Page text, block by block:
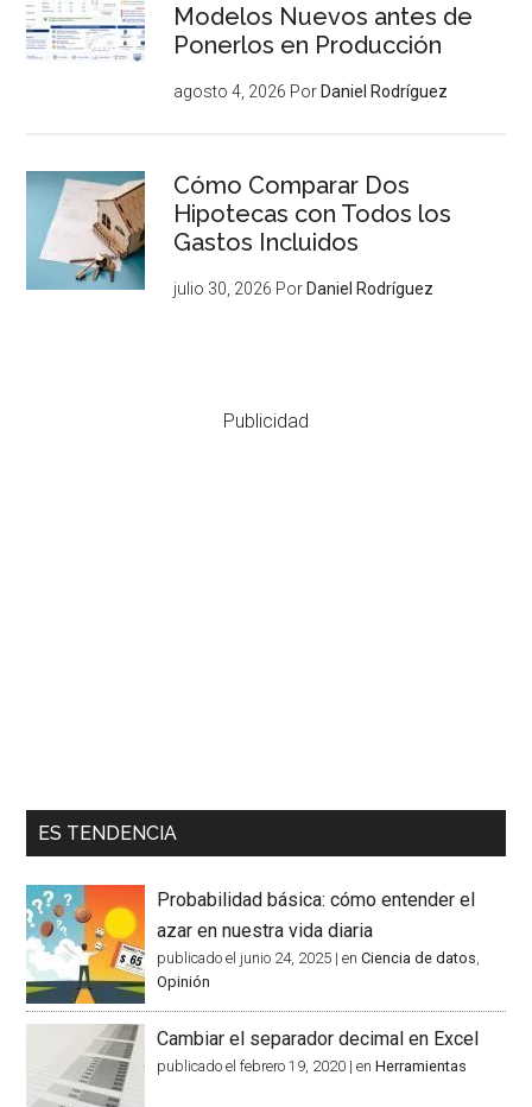
Modelos Nuevos antes de
Ponerlos en Producción
agosto 4, 2026 PorDaniel Rodríguez
Cómo Comparar Dos
Hipotecas con Todos los
Gastos Incluidos
julio 30, 2026 PorDaniel Rodríguez
Publicidad
ES TENDENCIA
Probabilidad básica: cómo entender el
azar en nuestra vida diaria
publicado el junio 24, 2025 |enCiencia de datos
Opinión
Cambiar el separador decimal en Excel
publicado el febrero 19, 2020 |enHerramientas